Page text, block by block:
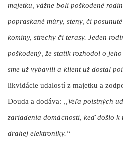
majetku, vážne boli poškodené
popraskané múry, steny, či
komíny, strechy či terasy. Jeden
poškodený, že statik rozhodol o
sme už vybavili a klient už dostal
likvidácie udalostí z majetku a
Douda a dodáva:
„Veľa poistných
zariadenia domácnosti, keď došlo
drahej elektroniky.“